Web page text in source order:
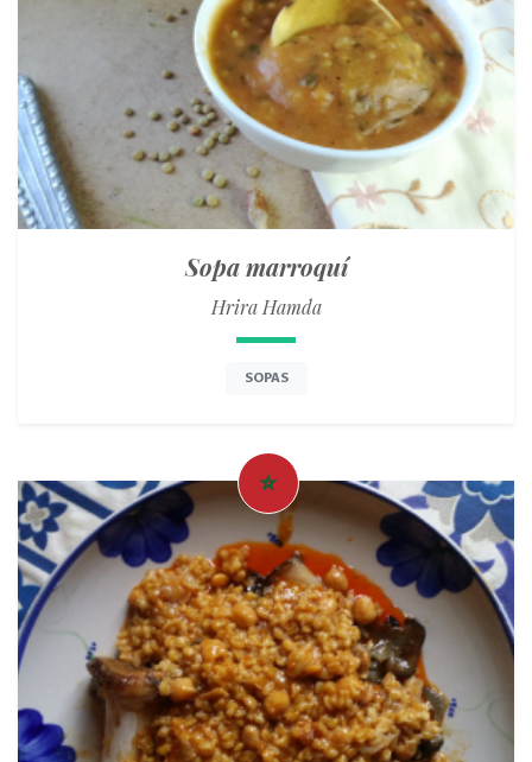
Sopa marroquí
Hrira Hamda
SOPAS